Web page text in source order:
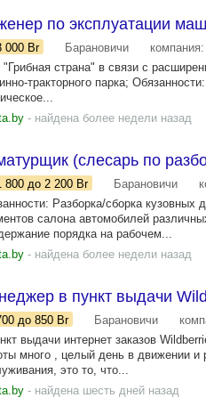
по эксплуатации
000 Br Барановичи компания:
страна" в связи с
тракторного парка;
- найдена более недели назад
(слесарь по
800 до 2 200 Br Барановичи
Разборка/сборка кузовных
салона автомобилей
порядка на рабочем...
- найдена более недели назад
в пункт выдачи
до 850 Br Барановичи
выдачи интернет заказов
много , целый день в движении и
это то, что...
- найдена шесть дней назад